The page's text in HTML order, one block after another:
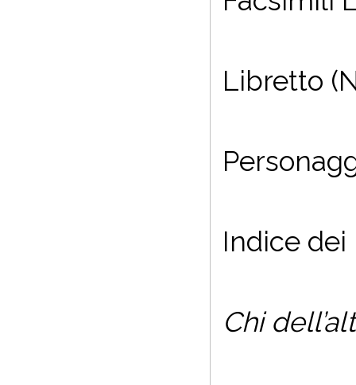
Libretto
Indice
Chi